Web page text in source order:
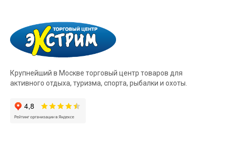
Крупнейший в Москве торговый центр товаров для
активного отдыха, туризма, спорта, рыбалки и охоты.